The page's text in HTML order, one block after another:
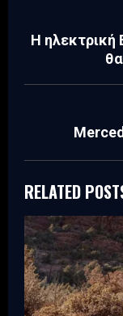
Η ηλεκτρική
RELATED